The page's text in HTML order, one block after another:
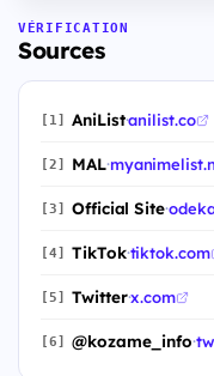
VÉRIFICATION
Sources
[1] AniList·anilist.co
[2] MAL·
[3] Official Site·
[4] TikTok·tiktok.com
[5] Twitter·x.com
[6] @kozame_info·